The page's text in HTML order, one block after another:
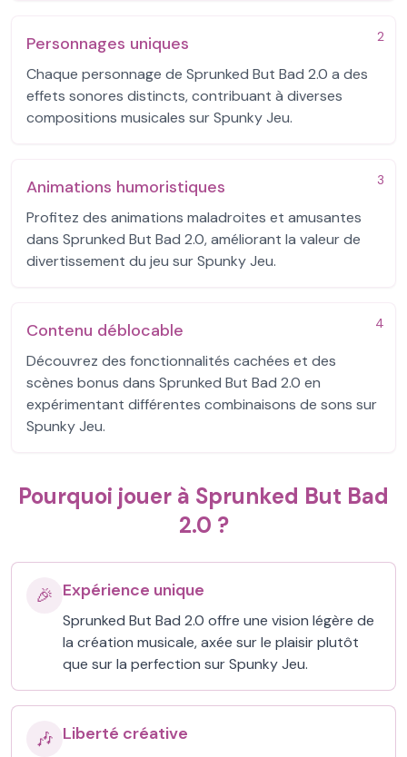
2
Personnages uniques
Chaque personnage de Sprunked But Bad 2.0 a des
effets sonores distincts, contribuant à diverses
compositions musicales sur Spunky Jeu.
3
Animations humoristiques
Profitez des animations maladroites et amusantes
dans Sprunked But Bad 2.0, améliorant la valeur de
divertissement du jeu sur Spunky Jeu.
4
Contenu déblocable
Découvrez des fonctionnalités cachées et des
scènes bonus dans Sprunked But Bad 2.0 en
expérimentant différentes combinaisons de sons sur
Spunky Jeu.
Pourquoi jouer à Sprunked But Bad
2.0 ?
🎉 Expérience unique
Sprunked But Bad 2.0 offre une vision légère de
la création musicale, axée sur le plaisir plutôt
que sur la perfection sur Spunky Jeu.
🎶 Liberté créative